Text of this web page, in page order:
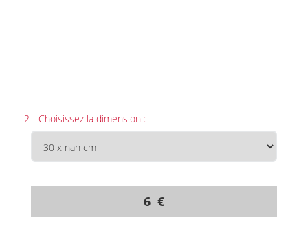
2 - Choisissez la dimension :
6 €